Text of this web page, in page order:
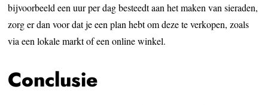
bijvoorbeeld een uur per dag besteedt aan het maken van sieraden,
zorg er dan voor dat je een plan hebt om deze te verkopen, zoals
via een lokale markt of een online winkel.
Conclusie